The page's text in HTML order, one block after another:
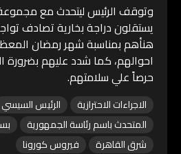
وتوقف الرئيس ليتحدث مع
يستقلون دراجة بخارية تصادف
هنأهم بمناسبة شهر رمضان
احوالهم، كما شدد عليهم بضرورة
حرصاً علي سلامتهم.
الاجراءات الاحترازية
الرئيس السيسي
المتحدث باسم رئاسة الجمهورية
شرق القاهرة
فيروس كورونا